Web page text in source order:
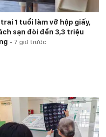
trai 1 tuổi làm vỡ hộp giấy,
sạn đòi đền 3,3 triệu
- 7 giờ trước